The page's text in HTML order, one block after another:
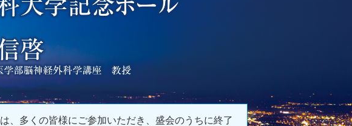
、多くの皆様にご参加いただき、盛会のうちに終了